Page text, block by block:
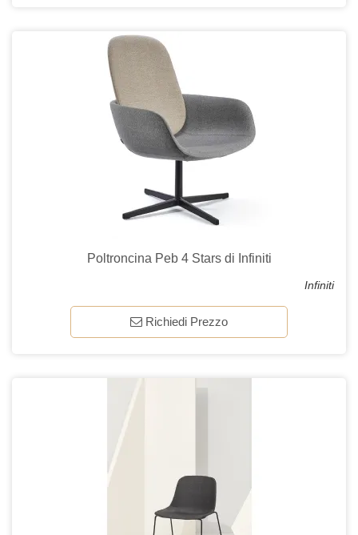
Poltroncina Peb 4 Stars di Infiniti
Infiniti
Richiedi Prezzo